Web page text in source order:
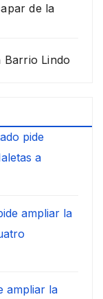
de la
Barrio Lindo
pide
a
ampliar la
ampliar la